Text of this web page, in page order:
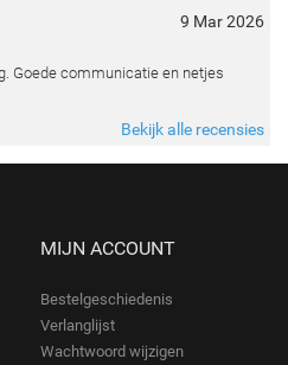
9 Mar 2026
Goede communicatie en netjes
Bekijk alle recensies
MIJN ACCOUNT
Bestelgeschiedenis
Verlanglijst
Wachtwoord wijzigen